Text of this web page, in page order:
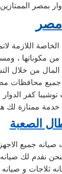
بمصر الممتازين
مكوناتها ،
جميع محافظات
كفر
الصعبة
جميع
لك صيانه
ثلاجات و صيانه